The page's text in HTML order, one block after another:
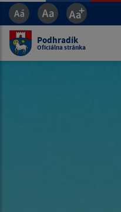
Podhradík
Oficiálna stránka